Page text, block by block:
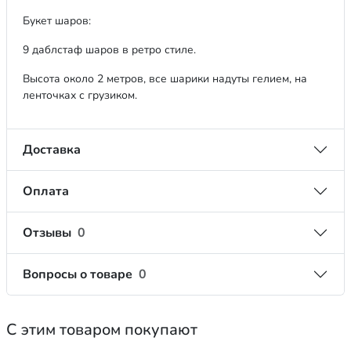
Букет шаров:
9 даблстаф шаров в ретро стиле.
Высота около 2 метров, все шарики надуты гелием, на
ленточках с грузиком.
Доставка
Оплата
Отзывы 0
Вопросы о товаре 0
С этим товаром покупают